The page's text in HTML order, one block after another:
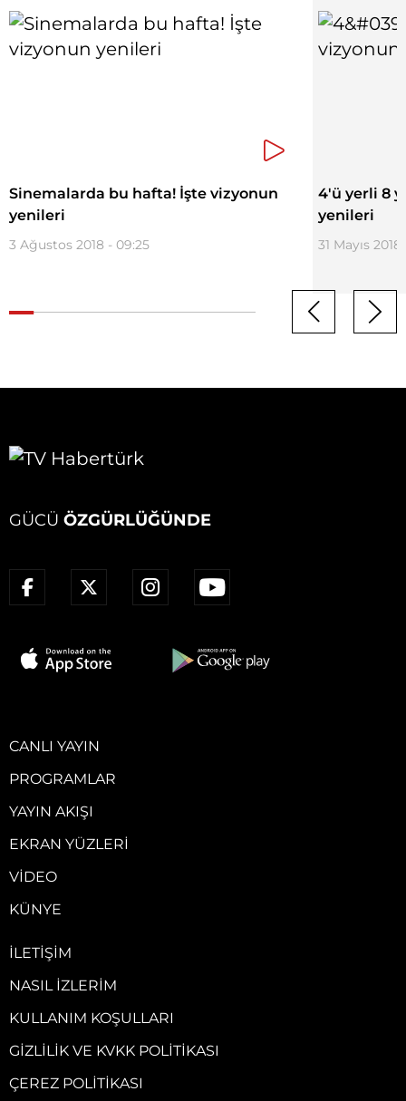
Sinemalarda bu hafta! İşte vizyonun
yenileri
3 Ağustos 2018 - 09:25
4'ü yerli 8
yenileri
31 Mayıs 2018
GÜCÜ ÖZGÜRLÜĞÜNDE
CANLI YAYIN
PROGRAMLAR
YAYIN AKIŞI
EKRAN YÜZLERI
VIDEO
KÜNYE
İLETIŞIM
NASIL İZLERIM
KULLANIM KOŞULLARI
GIZLILIK VE KVKK POLITIKASI
ÇEREZ POLITIKASI